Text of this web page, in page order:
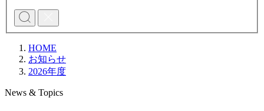
HOME
お知らせ
2026年度
News & Topics